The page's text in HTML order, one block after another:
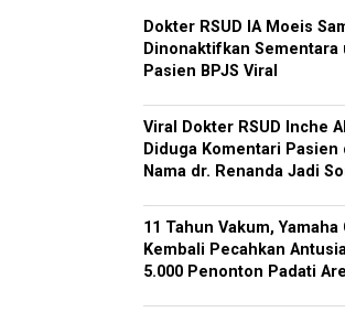
Dokter RSUD IA Moeis
Dinonaktifkan Sementara
Pasien BPJS Viral
Viral Dokter RSUD Inche
Diduga Komentari Pasien
Nama dr. Renanda Jadi
11 Tahun Vakum,
Kembali Pecahkan
5.000 Penonton Padati